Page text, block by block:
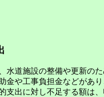
水道施設の整備や更新の
金や工事負担金などがあ
支出に対し不足する額は